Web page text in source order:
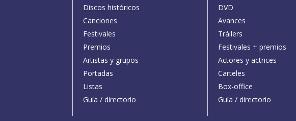
Discos históricos
Canciones
Festivales
Premios
Artistas y grupos
Portadas
Listas
Guía / directorio
DVD
Avances
Tráilers
Festivales + premios
Actores y actrices
Carteles
Box-office
Guía / directorio